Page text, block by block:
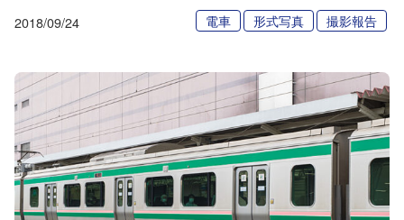
2018/09/24 電車 形式写真 撮影報告